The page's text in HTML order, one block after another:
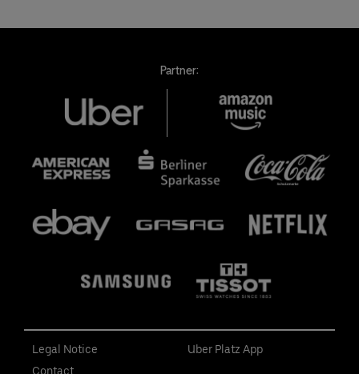
Partner:
Legal Notice
Contact
Uber Platz App